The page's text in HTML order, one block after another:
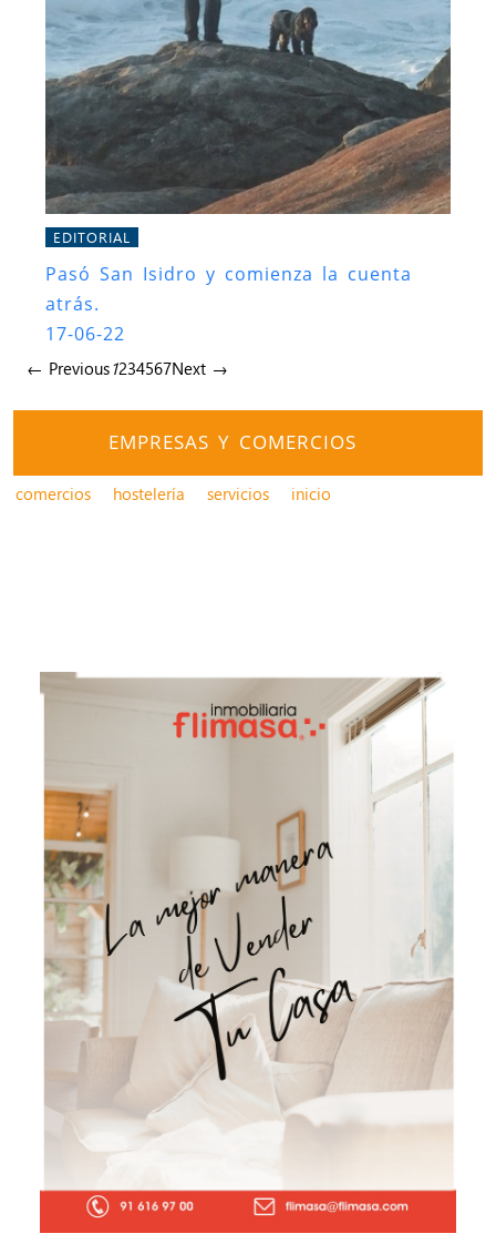
EDITORIAL
Pasó San Isidro y comienza la cuenta
atrás.
17-06-22
← Previous1234567Next →
EMPRESAS Y COMERCIOS
comercios hostelería servicios inicio